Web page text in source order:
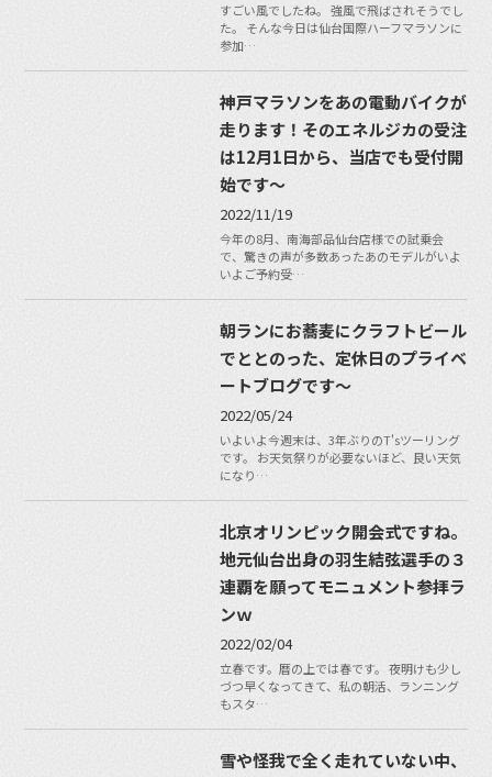
すごい風でしたね。 強風で飛ばされそうでし
た。 そんな今日は仙台国際ハーフマラソンに
参加…
神戸マラソンをあの電動バイクが
走ります！そのエネルジカの受注
は12月1日から、当店でも受付開
始です〜
2022/11/19
今年の8月、南海部品仙台店様での試乗会
で、驚きの声が多数あったあのモデルがいよ
いよご予約受…
朝ランにお蕎麦にクラフトビール
でととのった、定休日のプライベ
ートブログです〜
2022/05/24
いよいよ今週末は、3年ぶりのT'sツーリング
です。 お天気祭りが必要ないほど、良い天気
になり…
北京オリンピック開会式ですね。
地元仙台出身の羽生結弦選手の３
連覇を願ってモニュメント参拝ラ
ンｗ
2022/02/04
立春です。暦の上では春です。 夜明けも少し
づつ早くなってきて、私の朝活、ランニング
もスタ…
雪や怪我で全く走れていない中、